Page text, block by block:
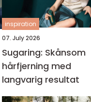
inspiration
07. July 2026
Sugaring: Skånsom
hårfjerning med
langvarig resultat